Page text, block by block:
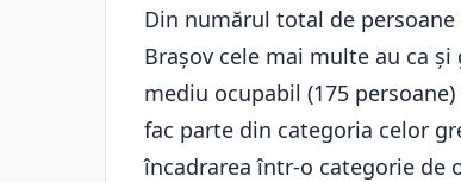
Din numărul total de
Brașov cele mai multe au ca
mediu ocupabil (175
fac parte din categoria celor
încadrarea într-o categorie de